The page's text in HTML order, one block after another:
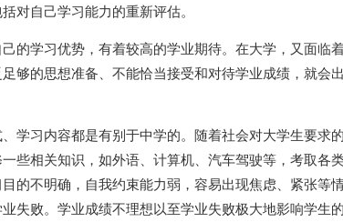
对自己学习能力的重新评估。
的学习优势，有着较高的学业期待。在大学，又面临
够的思想准备、不能恰当接受和对待学业成绩，就会
学习内容都是有别于中学的。随着社会对大学生要求
些相关知识，如外语、计算机、汽车驾驶等，考取各
的不明确，自我约束能力弱，容易出现焦虑、紧张等
失败。学业成绩不理想以至学业失败极大地影响学生的